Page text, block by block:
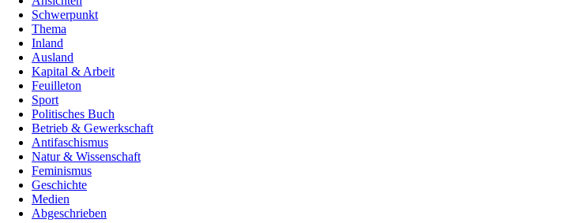
Schwerpunkt
Thema
Inland
Ausland
Kapital & Arbeit
Feuilleton
Sport
Politisches Buch
Betrieb & Gewerkschaft
Antifaschismus
Natur & Wissenschaft
Feminismus
Geschichte
Medien
Abgeschrieben